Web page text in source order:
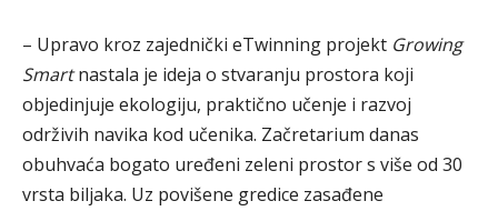
– Upravo kroz zajednički eTwinning projekt Growing
Smartnastala je ideja o stvaranju prostora koji
objedinjuje ekologiju, praktično učenje i razvoj
održivih navika kod učenika. Začretarium danas
obuhvaća bogato uređeni zeleni prostor s više od 30
vrsta biljaka. Uz povišene gredice zasađene